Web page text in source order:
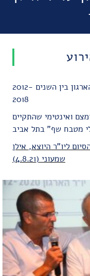
עו"ד אילן שמעוני​ כיהן כיו"ר הארגון בין השנים 2012-
2018
ואינטימי שהתקיים
מטבח שף" בתל אביב
ליו"ר היוצא, אילן
שמעוני (4.8.21)